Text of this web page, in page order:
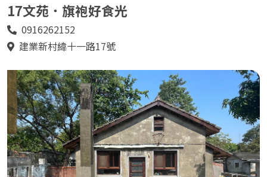
17文苑．旗袍好食光
電
0916262152
地建業新村緯十一路17號